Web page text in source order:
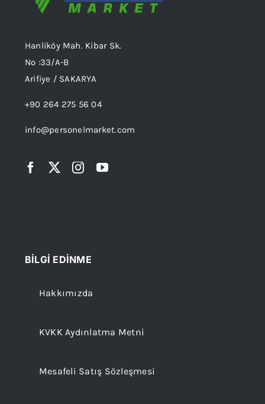
Hanliköy Mah. Kibar Sk.
No :33/A-B
Arifiye / SAKARYA
+90 264 275 56 04
info@personelmarket.com
BİLGİ EDİNME
Hakkımızda
KVKK Aydınlatma Metni
Mesafeli Satış Sözleşmesi